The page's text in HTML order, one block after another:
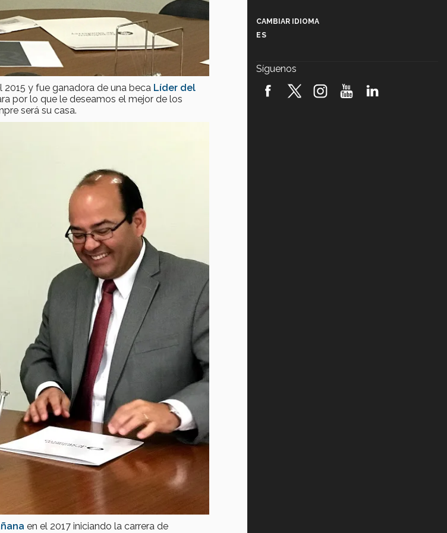
y fue ganadora de una beca Líder del
por lo que le deseamos el mejor de los
será su casa.
en el 2017 iniciando la carrera de
robótica FIRST 2026! (video)
CAMBIAR IDIOMA
ES
Síguenos